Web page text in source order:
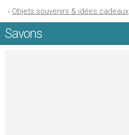
› Objets souvenirs & idées cadeaux
Savons